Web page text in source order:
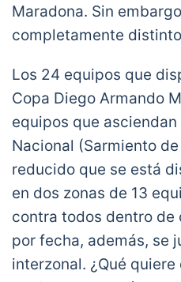
Maradona. Sin
completamente
Los 24 equipos que
Copa Diego Armando
equipos que
Nacional (Sarmiento
reducido que se está
en dos zonas de 13
contra todos dentro de
por fecha, además, se
interzonal. ¿Qué